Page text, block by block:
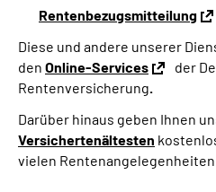
Rentenbezugsmitteilung
Diese und andere unserer
den Online-Services
der
Rentenversicherung.
Darüber hinaus geben Ihnen
Versichertenältesten
vielen Rentenangelegenheiten.